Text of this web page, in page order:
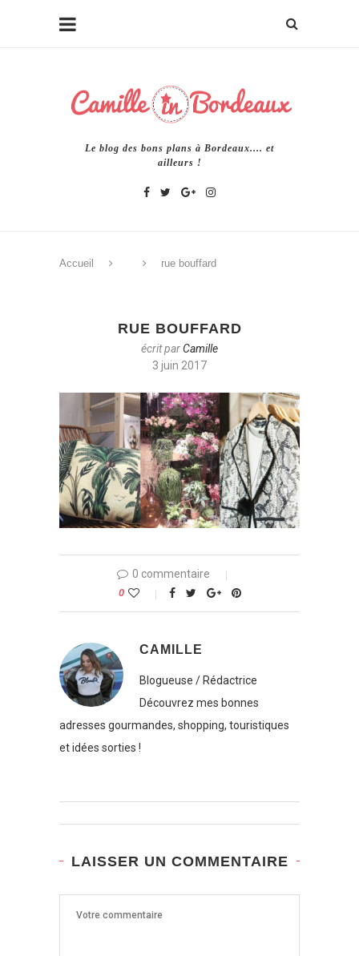
Le blog des bons plans à Bordeaux.... et
ailleurs !
Accueil rue bouffard
RUE BOUFFARD
écrit parCamille
3 juin 2017
0 commentaire
0
CAMILLE
Blogueuse / Rédactrice
Découvrez mes bonnes
adresses gourmandes, shopping, touristiques
et idées sorties !
LAISSER UN COMMENTAIRE